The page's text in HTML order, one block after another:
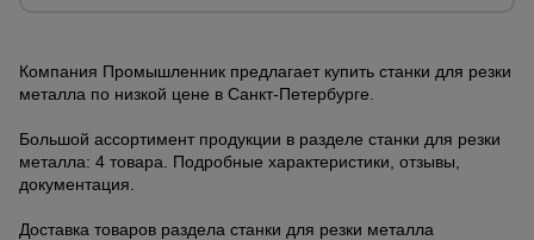
Компания Промышленник предлагает купить станки для резки
металла по низкой цене в Санкт-Петербурге.
Большой ассортимент продукции в разделе станки для резки
металла: 4 товара. Подробные характеристики, отзывы,
документация.
Доставка товаров раздела станки для резки металла